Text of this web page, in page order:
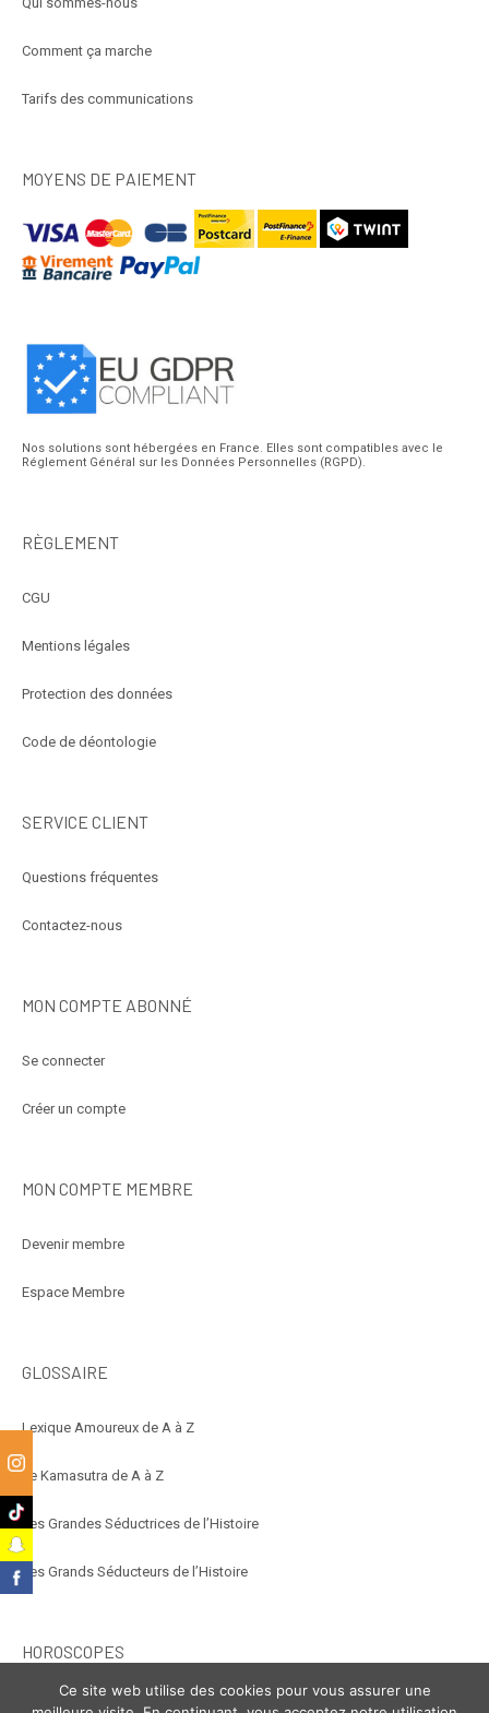
Comment ça marche
Tarifs des communications
MOYENS DE PAIEMENT
Nos solutions sont hébergées en France. Elles sont compatibles avec le
Réglement Général sur les Données Personnelles (RGPD).
RÈGLEMENT
CGU
Mentions légales
Protection des données
Code de déontologie
SERVICE CLIENT
Questions fréquentes
Contactez-nous
MON COMPTE ABONNÉ
Se connecter
Créer un compte
MON COMPTE MEMBRE
Devenir membre
Espace Membre
GLOSSAIRE
Lexique Amoureux de A à Z
Le Kamasutra de A à Z
Les Grandes Séductrices de l’Histoire
Les Grands Séducteurs de l’Histoire
HOROSCOPES
Éroscope
Ce site web utilise des cookies pour vous assurer une